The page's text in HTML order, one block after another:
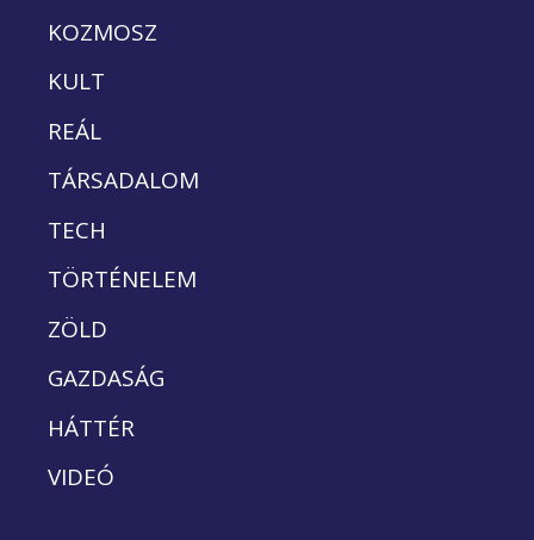
KOZMOSZ
KULT
REÁL
TÁRSADALOM
TECH
TÖRTÉNELEM
ZÖLD
GAZDASÁG
HÁTTÉR
VIDEÓ